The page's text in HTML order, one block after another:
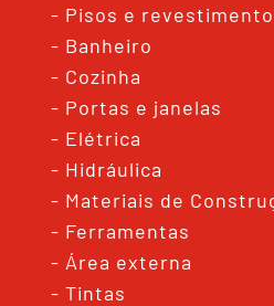
- Pisos e
- Banheiro
- Cozinha
- Portas e janelas
- Elétrica
- Hidráulica
- Materiais de
- Ferramentas
- Área externa
- Tintas